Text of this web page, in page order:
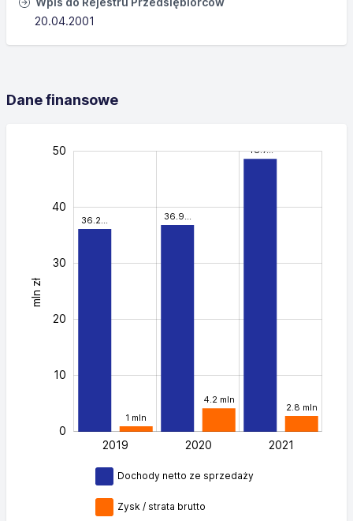
20.04.2001
Dane finansowe
36.2… 36.9…
48.7…
1 mln
4.2 mln
2.8 mln
mln zł
0
10
20
30
40
50
L
2019 2020 2021
Dochody netto ze sprzedaży
Zysk / strata brutto